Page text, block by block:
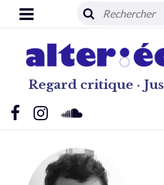
Regard critique ·